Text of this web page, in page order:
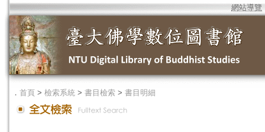
網站導覽
． 首頁 > 檢索系統 > 書目檢索 > 書目明細